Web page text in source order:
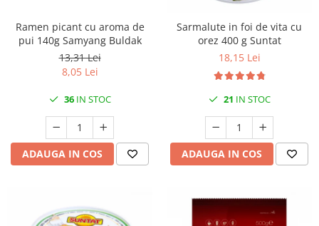
Ramen picant cu aroma de
pui 140g Samyang Buldak
13,31 Lei
8,05 Lei
36IN STOC
ADAUGA IN COS
Sarmalute in foi de vita cu
orez 400 g Suntat
18,15 Lei
21 IN STOC
ADAUGA IN COS